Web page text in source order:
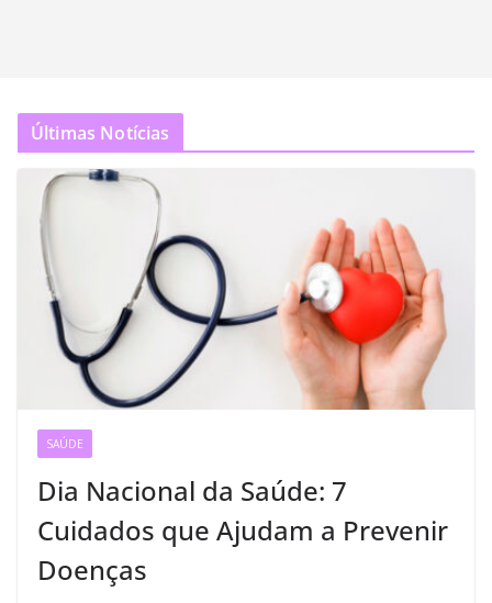
Últimas Notícias
SAÚDE
Dia Nacional da Saúde: 7
Cuidados que Ajudam a Prevenir
Doenças